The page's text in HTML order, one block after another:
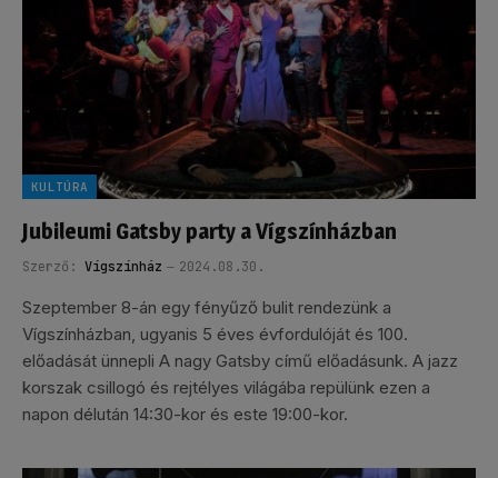
KULTÚRA
Jubileumi Gatsby party a Vígszínházban
Szerző: Vígszínház 2024.08.30.
Szeptember 8-án egy fényűző bulit rendezünk a
Vígszínházban, ugyanis 5 éves évfordulóját és 100.
előadását ünnepli A nagy Gatsby című előadásunk. A jazz
korszak csillogó és rejtélyes világába repülünk ezen a
napon délután 14:30-kor és este 19:00-kor.